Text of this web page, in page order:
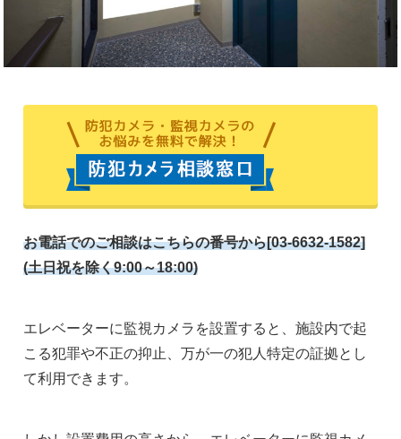
お電話でのご相談はこちらの番号から[03-6632-1582]
(土日祝を除く9:00～18:00)
エレベーターに監視カメラを設置すると、施設内で起
こる犯罪や不正の抑止、万が一の犯人特定の証拠とし
て利用できます。